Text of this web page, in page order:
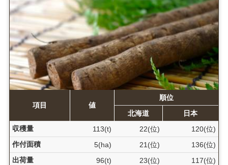
項目 値
順位
北海道
日本
収穫量
113(t) 22(位)
120(位)
作付面積
5(ha) 21(位)
136(位)
出荷量
96(t) 23(位) 117(位)